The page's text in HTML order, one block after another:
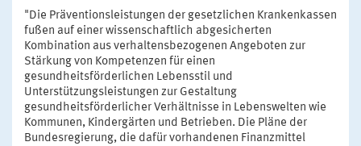
"Die Präventionsleistungen der gesetzlichen Krankenkassen
fußen auf einer wissenschaftlich abgesicherten
Kombination aus verhaltensbezogenen Angeboten zur
Stärkung von Kompetenzen für einen
gesundheitsförderlichen Lebensstil und
Unterstützungsleistungen zur Gestaltung
gesundheitsförderlicher Verhältnisse in Lebenswelten wie
Kommunen, Kindergärten und Betrieben. Die Pläne der
Bundesregierung, die dafür vorhandenen Finanzmittel